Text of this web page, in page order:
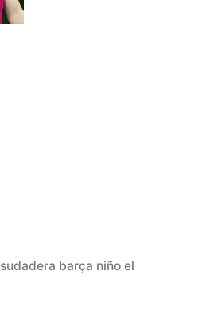
sudadera barça niño el